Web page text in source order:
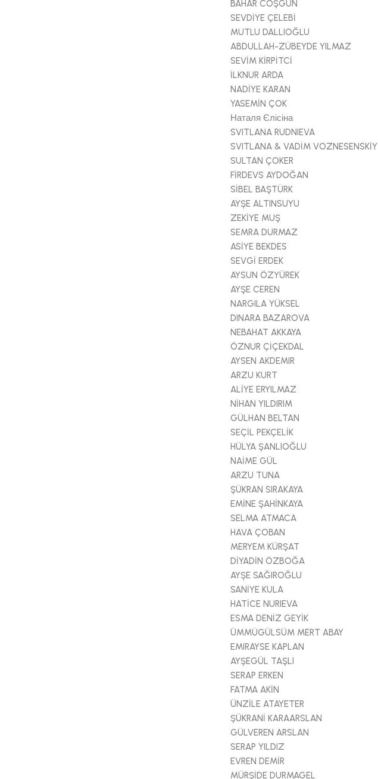
BAHAR COŞGUN
SEVDİYE ÇELEBİ
MUTLU DALLIOĞLU
ABDULLAH-ZÜBEYDE YILMAZ
SEVİM KİRPİTCİ
İLKNUR ARDA
NADİYE KARAN
YASEMİN ÇOK
Наталя Єлісіна
SVITLANA RUDNIEVA
SVITLANA & VADİM VOZNESENSKİY
SULTAN ÇOKER
FİRDEVS AYDOĞAN
SİBEL BAŞTÜRK
AYŞE ALTINSUYU
ZEKİYE MUŞ
SEMRA DURMAZ
ASİYE BEKDES
SEVGİ ERDEK
AYSUN ÖZYÜREK
AYŞE CEREN
NARGILA YÜKSEL
DINARA BAZAROVA
NEBAHAT AKKAYA
ÖZNUR ÇİÇEKDAL
AYSEN AKDEMIR
ARZU KURT
ALİYE ERYILMAZ
NİHAN YILDIRIM
GÜLHAN BELTAN
SEÇİL PEKÇELİK
HÜLYA ŞANLIOĞLU
NAİME GÜL
ARZU TUNA
ŞÜKRAN SIRAKAYA
EMİNE ŞAHİNKAYA
SELMA ATMACA
HAVA ÇOBAN
MERYEM KÜRŞAT
DİYADİN ÖZBOĞA
AYŞE SAĞIROĞLU
SANİYE KULA
HATİCE NURIEVA
ESMA DENİZ GEYİK
ÜMMÜGÜLSÜM MERT ABAY
EMIRAYSE KAPLAN
AYŞEGÜL TAŞLI
SERAP ERKEN
FATMA AKİN
ÜNZİLE ATAYETER
ŞÜKRANİ KARAARSLAN
GÜLVEREN ARSLAN
SERAP YILDIZ
EVREN DEMİR
MÜRŞİDE DURMAGEL